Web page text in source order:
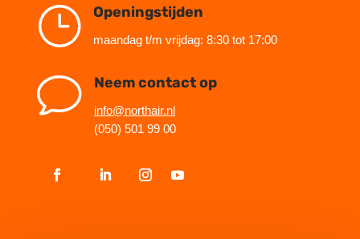
} Openingstijden
maandag t/m vrijdag: 8:30 tot 17:00
v Neem contact op
info@northair.nl
(050) 501 99 00